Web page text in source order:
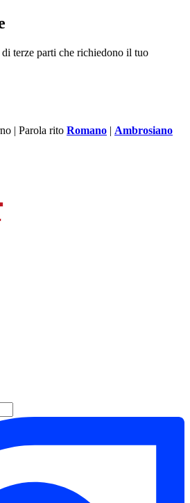
terze parti che richiedono il tuo
| Parola rito Romano | Ambrosiano